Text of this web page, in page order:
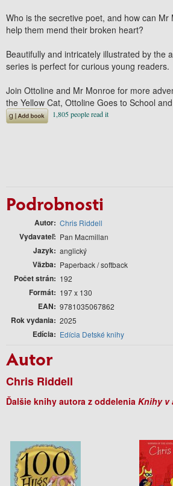
Who is the secretive poet, and how can Mr
help them mend their broken heart?
Beautifully and intricately illustrated by the
series is perfect for curious young readers.
Join Ottoline and Mr Monroe for more
the Yellow Cat, Ottoline Goes to School and
Podrobnosti
Autor Chris Riddell
Vydavateľ Pan Macmillan
Jazyk anglický
Väzba Paperback / softback
Počet strán 192
Formát 197 x 130
EAN 9781035067862
Rok vydania 2025
Edícia Edícia Detské knihy
Autor
Chris Riddell
Ďalšie knihy autora z oddelenia Knihy v